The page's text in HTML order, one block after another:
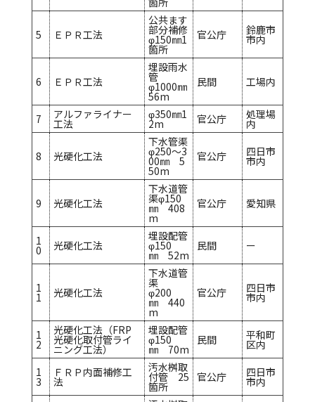
5 ＥＰＲ工法
公共ます
部分補修
φ150㎜1
箇所
官公庁 鈴鹿市
市内
6 ＥＰＲ工法
埋設雨水
管
φ1000㎜
56m
民間 工場内
7 アルファライナー
工法
φ350㎜1
2m 官公庁 処理場
内
8 光硬化工法
下水管渠
φ250～3
00㎜ 5
50m
官公庁 四日市
市内
9 光硬化工法
下水道管
渠φ150
㎜ 408
m
官公庁 愛知県
1
0 光硬化工法
埋設配管
φ150
㎜ 52m
民間 ー
1
1 光硬化工法
下水道管
渠
φ200
㎜ 440
m
官公庁 四日市
市内
1
2
光硬化工法（FRP
光硬化取付管ライ
ニング工法）
埋設配管
φ150
㎜ 70m
民間 平和町
区内
1
3
ＦＲＰ内面補修工
法
汚水桝取
付管 25
箇所
官公庁 四日市
市内